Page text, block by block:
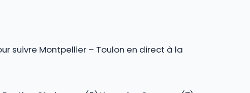
suivre Montpellier – Toulon en direct à la